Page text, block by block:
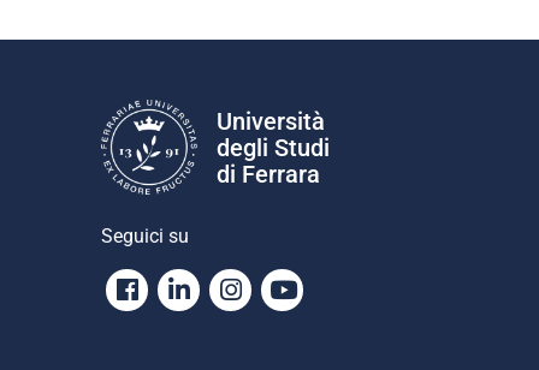
Università
degli Studi
di Ferrara
Seguici su
Facebook
LinkedinInstagram
Youtube